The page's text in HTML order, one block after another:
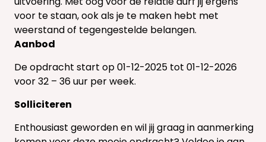
voor te staan, ook als je te maken hebt met
weerstand of tegengestelde belangen.
Aanbod
De opdracht start op 01-12-2025 tot 01-12-2026
voor 32 – 36 uur per week.
Solliciteren
Enthousiast geworden en wil jij graag in aanmerking